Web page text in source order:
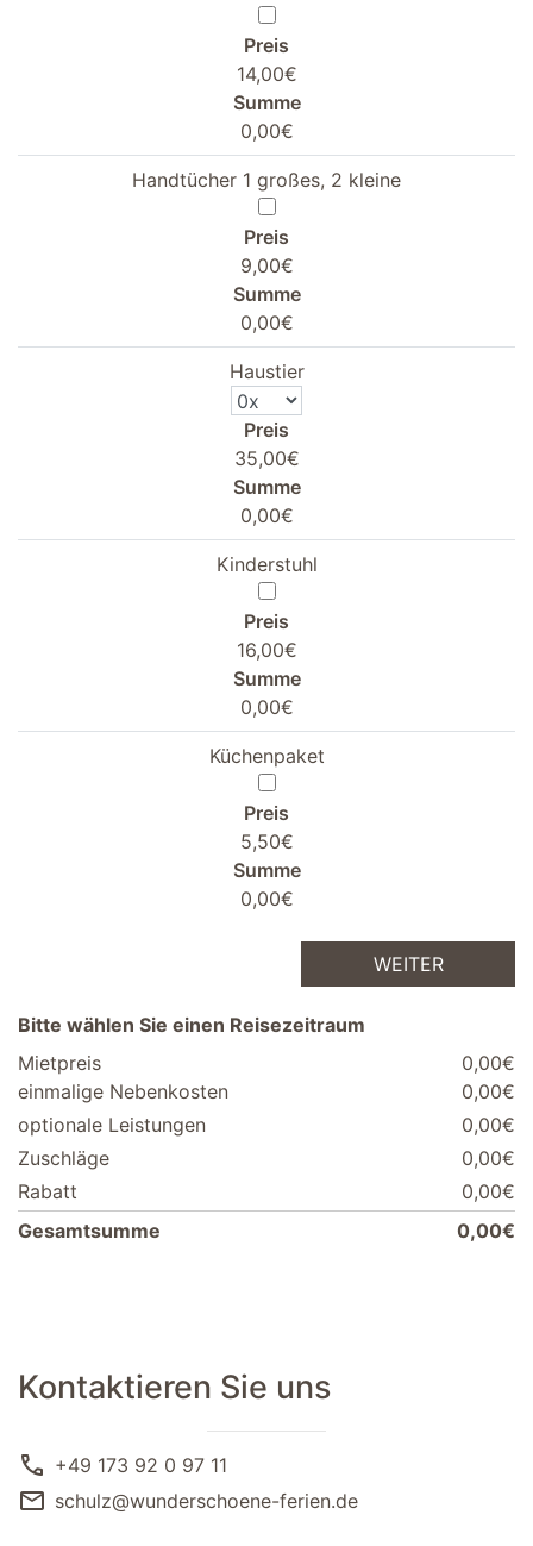
Preis
14,00€
Summe
0,00€
Handtücher 1 großes, 2 kleine
Preis
9,00€
Summe
0,00€
Haustier
Preis
35,00€
Summe
0,00€
Kinderstuhl
Preis
16,00€
Summe
0,00€
Küchenpaket
Preis
5,50€
Summe
0,00€
WEITER
Bitte wählen Sie einen Reisezeitraum
Mietpreis
0,00€
einmalige Nebenkosten
0,00€
optionale Leistungen
0,00€
Zuschläge
0,00€
Rabatt
0,00€
Gesamtsumme
0,00€
Kontaktieren Sie uns
call +49 173 92 0 97 11
mail schulz@wunderschoene-ferien.de